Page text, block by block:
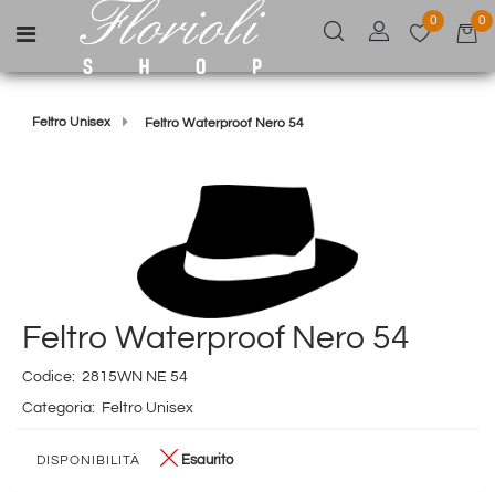
Open menu
0 0
Feltro Unisex Feltro Waterproof Nero 54
Feltro Waterproof Nero 54
Codice: 2815WN NE 54
Categoria: Feltro Unisex
DISPONIBILITÀ Esaurito